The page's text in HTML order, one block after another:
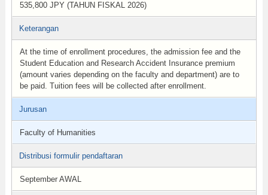
535,800 JPY (TAHUN FISKAL 2026)
Keterangan
At the time of enrollment procedures, the admission fee and the
Student Education and Research Accident Insurance premium
(amount varies depending on the faculty and department) are to
be paid. Tuition fees will be collected after enrollment.
Jurusan
Faculty of Humanities
Distribusi formulir pendaftaran
September AWAL